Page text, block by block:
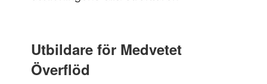
Utbildare för Medvetet
Överflöd